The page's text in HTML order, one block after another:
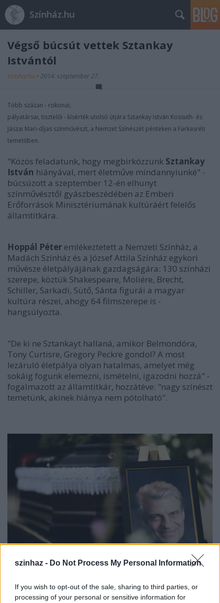
szinhaz - Do Not Process My Personal Information
If you wish to opt-out of the sale, sharing to third parties, or
processing of your personal or sensitive information for
Színház.hu
Végső búcsút vettek Sztankay
Istvántól
szinhazhu • 2014. szeptember 27.
Több százan - rokonai,
pályatársai, tisztelői - kísérték utolsó útjára Sztankay István Kossuth- és
Jászai Mari-díjas színművészt, a Nemzet Színészét pénteken a Farkasréti
temetőben.
"Közös feladatunk, hogy megbirkózzunk Sztankay
István hiányával, mert életműve mindannyiunké" -
búcsúzott a szeptember 12-én elhunyt
színművésztől gyászbeszédében az Emberi
Erőforrások Minisztériumának kultúráért felelős
államtitkára.
Hoppál Péter emlékeztetett a Nemzeti Színház, a
Madách Színház és a József Attila Színház egykori
művésze életpályájának gazdagságára: 130 színházi
szerepe, köztük Shakespeare, Moliére, Brecht,
Schiller, Sarkadi, Sütő, Sánta figurái a magyar
kultúra részei, ahogy 64 filmszerepe is -
hangsúlyozta.
"De ki ne Sztankayt hallaná, amikor Belmondóra,
Tony Curtisre, Gregory Peckre gondol? A most
lezáruló életpálya olyan hatalmas, amelyet még
sokáig fogunk elemezni, ismételni, igazodni hozzá" -
fogalmazott az államtitkár, hozzátéve: "nagy színészt
temetünk, akinek hiánya nem pótolható".